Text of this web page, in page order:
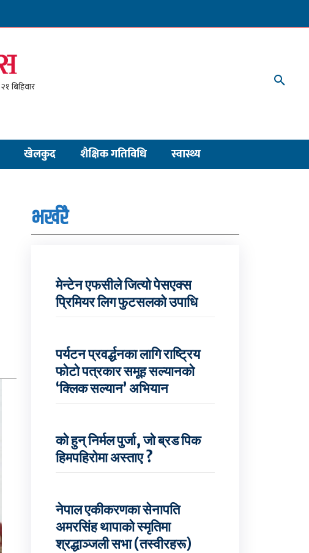
खेलकुद शैक्षिक गतिविधि स्वास्थ्य
भर्खरै
मेन्टेन एफसीले जित्यो पेसएक्स
प्रिमियर लिग फुटसलको उपाधि
पर्यटन प्रवर्द्धनका लागि राष्ट्रिय
फोटो पत्रकार समूह सल्यानको
‘क्लिक सल्यान’ अभियान
को हुन् निर्मल पुर्जा, जो ब्रड पिक
हिमपहिरोमा अस्ताए ?
नेपाल एकीकरणका सेनापति
अमरसिंह थापाको स्मृतिमा
श्रद्धाञ्जली सभा (तस्वीरहरू)